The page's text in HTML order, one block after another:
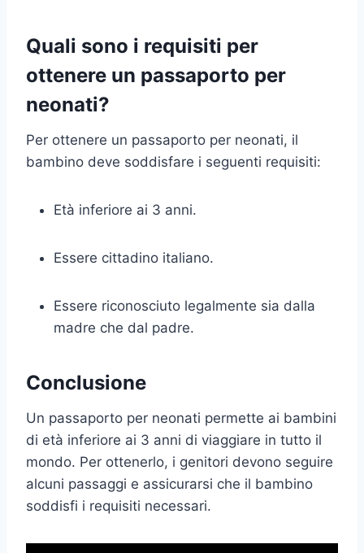
Quali sono i requisiti per
ottenere un passaporto per
neonati?
Per ottenere un passaporto per neonati, il
bambino deve soddisfare i seguenti requisiti:
Età inferiore ai 3 anni.
Essere cittadino italiano.
Essere riconosciuto legalmente sia dalla
madre che dal padre.
Conclusione
Un passaporto per neonati permette ai bambini
di età inferiore ai 3 anni di viaggiare in tutto il
mondo. Per ottenerlo, i genitori devono seguire
alcuni passaggi e assicurarsi che il bambino
soddisfi i requisiti necessari.